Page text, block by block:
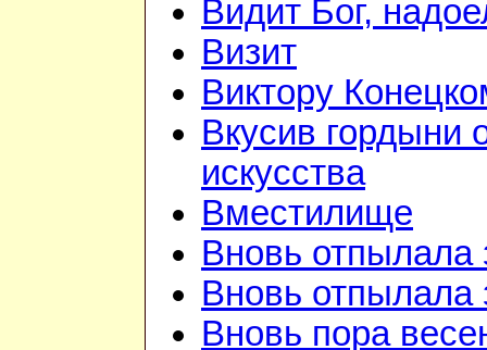
Видит Бог,
Визит
Виктору
Вкусив гордыни
искусства
Вместилище
Вновь отпылала
Вновь отпылала
Вновь пора